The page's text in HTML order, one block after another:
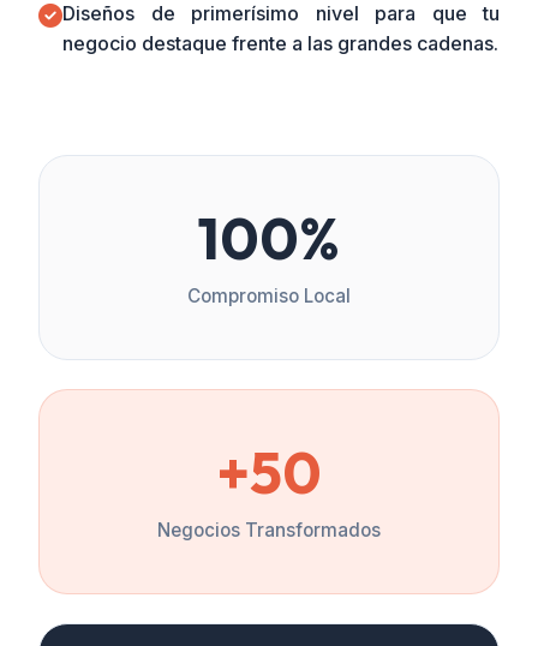
Diseños de primerísimo nivel para que tu
negocio destaque frente a las grandes cadenas.
100%
Compromiso Local
+50
Negocios Transformados